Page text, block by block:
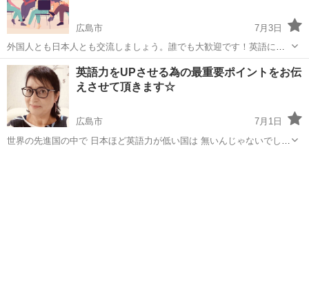
広島市
7月3日
外国人とも日本人とも交流しましょう。誰でも大歓迎です！英語に自
信がない場合は、遠慮なく日本語をお使いください。予約は要りませ
んので、お気軽に来てください。英会話ではグループトークやゲーム
などを使います。 時間：10:0...
広島 広島市 英会話 ボランティア活動
英語力をUPさせる為の最重要ポイントをお伝
えさせて頂きます☆
広島市
7月1日
世界の先進国の中で 日本ほど英語力が低い国は 無いんじゃないでしょ